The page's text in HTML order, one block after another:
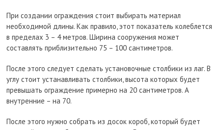
При создании ограждения стоит выбирать материал
необходимой длины. Как правило, этот показатель колеблется
в пределах 3 – 4 метров. Ширина сооружения может
составлять приблизительно 75 – 100 сантиметров.
После этого следует сделать установочные столбики из лаг. В
углу стоит устанавливать столбики, высота которых будет
превышать ограждение примерно на 20 сантиметров. А
внутренние – на 70.
После этого нужно собрать из досок короб, который будет